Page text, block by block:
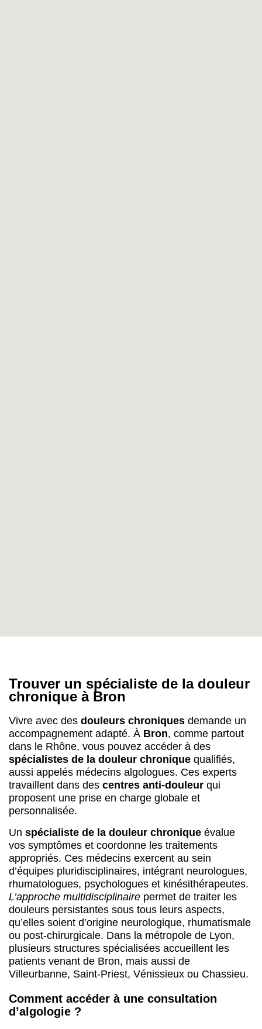
Trouver un spécialiste de la douleur
chronique à Bron
Vivre avec des douleurs chroniques demande un
accompagnement adapté. À Bron, comme partout
dans le Rhône, vous pouvez accéder à des
spécialistes de la douleur chronique qualifiés,
aussi appelés médecins algologues. Ces experts
travaillent dans des centres anti-douleur qui
proposent une prise en charge globale et
personnalisée.
Un spécialiste de la douleur chronique évalue
vos symptômes et coordonne les traitements
appropriés. Ces médecins exercent au sein
d’équipes pluridisciplinaires, intégrant neurologues,
rhumatologues, psychologues et kinésithérapeutes.
L’approche multidisciplinaire permet de traiter les
douleurs persistantes sous tous leurs aspects,
qu’elles soient d’origine neurologique, rhumatismale
ou post-chirurgicale. Dans la métropole de Lyon,
plusieurs structures spécialisées accueillent les
patients venant de Bron, mais aussi de
Villeurbanne, Saint-Priest, Vénissieux ou Chassieu.
Comment accéder à une consultation
d’algologie ?